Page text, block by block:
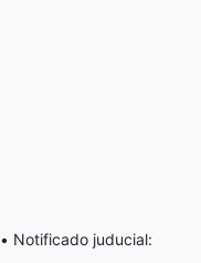
• Notificado juducial: